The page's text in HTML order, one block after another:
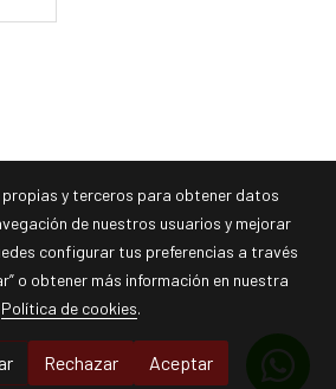
y terceros para obtener datos
de nuestros usuarios y mejorar
configurar tus preferencias a través
o obtener más información en nuestra
Política de cookies.
Rechazar Aceptar